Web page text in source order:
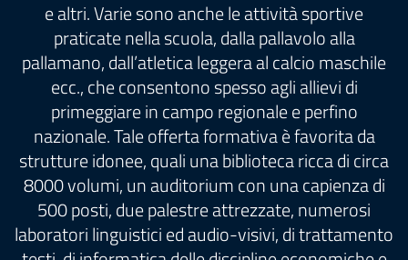
e altri. Varie sono anche le attività sportive
praticate nella scuola, dalla pallavolo alla
pallamano, dall’atletica leggera al calcio maschile
ecc., che consentono spesso agli allievi di
primeggiare in campo regionale e perfino
nazionale. Tale offerta formativa è favorita da
strutture idonee, quali una biblioteca ricca di circa
8000 volumi, un auditorium con una capienza di
500 posti, due palestre attrezzate, numerosi
laboratori linguistici ed audio-visivi, di trattamento